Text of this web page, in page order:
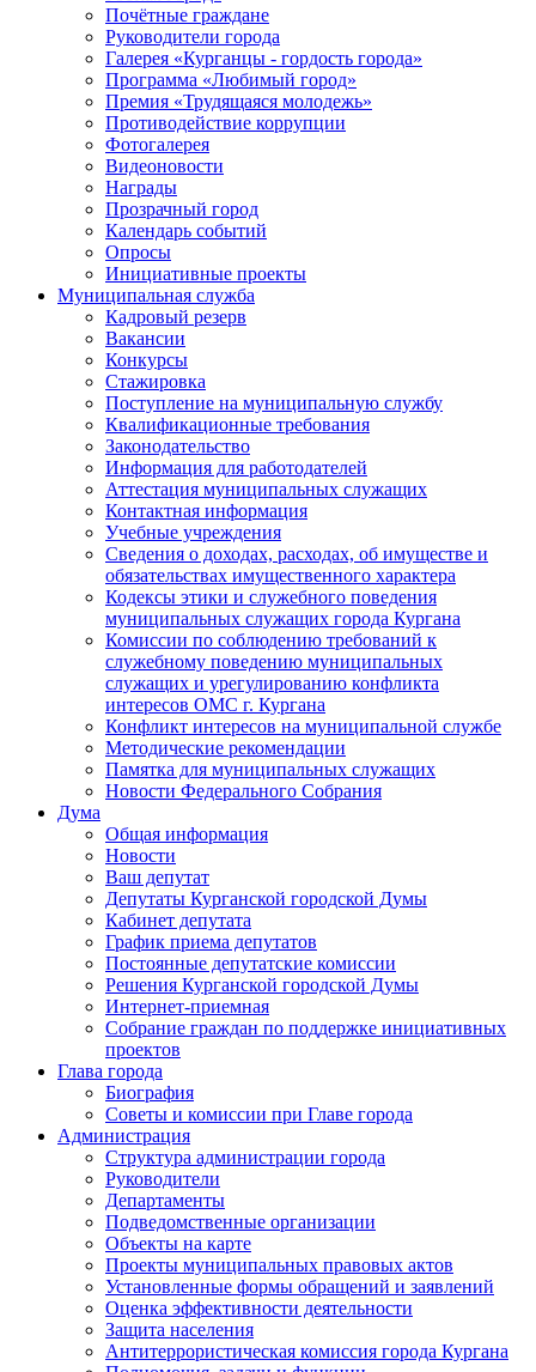
Почётные граждане
Руководители города
Галерея «Курганцы - гордость города»
Программа «Любимый город»
Премия «Трудящаяся молодежь»
Противодействие коррупции
Фотогалерея
Видеоновости
Награды
Прозрачный город
Календарь событий
Опросы
Инициативные проекты
Муниципальная служба
Кадровый резерв
Вакансии
Конкурсы
Стажировка
Поступление на муниципальную службу
Квалификационные требования
Законодательство
Информация для работодателей
Аттестация муниципальных служащих
Контактная информация
Учебные учреждения
Сведения о доходах, расходах, об имуществе и
обязательствах имущественного характера
Кодексы этики и служебного поведения
муниципальных служащих города Кургана
Комиссии по соблюдению требований к
служебному поведению муниципальных
служащих и урегулированию конфликта
интересов ОМС г. Кургана
Конфликт интересов на муниципальной службе
Методические рекомендации
Памятка для муниципальных служащих
Новости Федерального Cобрания
Дума
Общая информация
Новости
Ваш депутат
Депутаты Курганской городской Думы
Кабинет депутата
График приема депутатов
Постоянные депутатские комиссии
Решения Курганской городской Думы
Интернет-приемная
Собрание граждан по поддержке инициативных
проектов
Глава города
Биография
Советы и комиссии при Главе города
Администрация
Структура администрации города
Руководители
Департаменты
Подведомственные организации
Объекты на карте
Проекты муниципальных правовых актов
Установленные формы обращений и заявлений
Оценка эффективности деятельности
Защита населения
Антитеррористическая комиссия города Кургана